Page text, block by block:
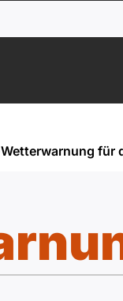
Wetterwarnung für